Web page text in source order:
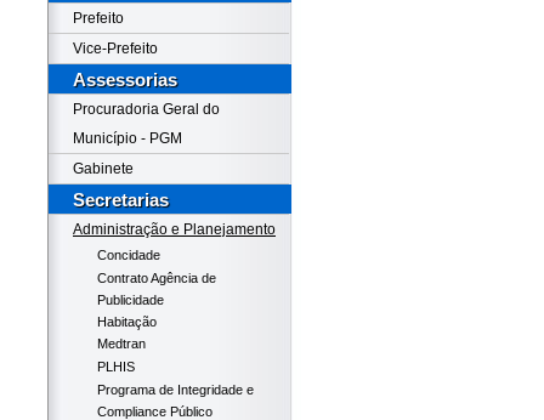
Prefeito
Vice-Prefeito
Assessorias
Procuradoria Geral do
Município - PGM
Gabinete
Secretarias
Administração e Planejamento
Concidade
Contrato Agência de
Publicidade
Habitação
Medtran
PLHIS
Programa de Integridade e
Compliance Público